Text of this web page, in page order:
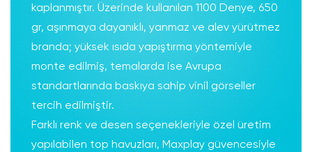
kaplanmıştır. Üzerinde kullanılan 1100 Denye, 650
gr, aşınmaya dayanıklı, yanmaz ve alev yürütmez
branda; yüksek ısıda yapıştırma yöntemiyle
monte edilmiş, temalarda ise Avrupa
standartlarında baskıya sahip vinil görseller
tercih edilmiştir.
Farklı renk ve desen seçenekleriyle özel üretim
yapılabilen top havuzları, Maxplay güvencesiyle